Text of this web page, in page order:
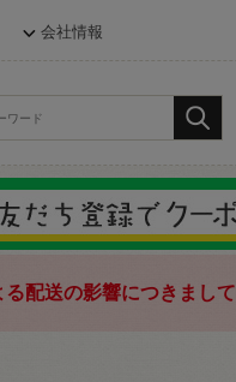
会社情報
る配送の影響につきまして